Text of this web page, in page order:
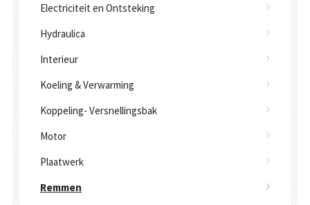
Electriciteit en Ontsteking
Hydraulica
Interieur
Koeling & Verwarming
Koppeling- Versnellingsbak
Motor
Plaatwerk
Remmen